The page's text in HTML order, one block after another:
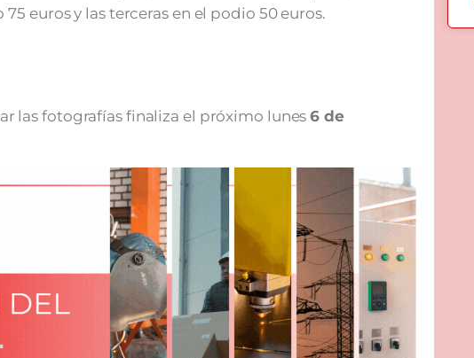
euros y las terceras en el podio 50 euros.
las fotografías finaliza el próximo lunes6 de